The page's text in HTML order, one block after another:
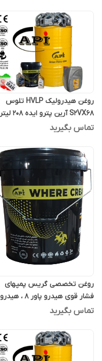
روغن هیدرولیک HVLP تلوس
S2VX68 آرین پترو ایده 208 لیتری
تماس بگیرید
روغن تخصصی گریس پمپهای
فشار قوی هیدرو پاور 8 ، هیدرو
پاور ایت 20 لیتری
تماس بگیرید